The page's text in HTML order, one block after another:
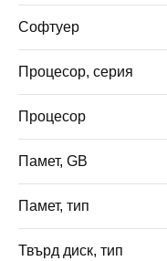
Софтуер
Процесор, серия
Процесор
Памет, GB
Памет, тип
Твърд диск, тип